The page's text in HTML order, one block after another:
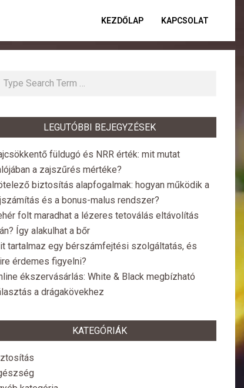
KEZDŐLAP KAPCSOLAT
LEGUTÓBBI BEJEGYZÉSEK
füldugó és NRR érték: mit mutat
a zajszűrés mértéke?
biztosítás alapfogalmak: hogyan működik a
és a bonus-malus rendszer?
folt maradhat a lézeres tetoválás eltávolítás
Így alakulhat a bőr
tartalmaz egy bérszámfejtési szolgáltatás, és
érdemes figyelni?
ékszervásárlás: White & Black megbízható
a drágakövekhez
KATEGÓRIÁK